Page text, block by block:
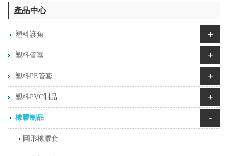
產品中心
塑料護角 +
塑料管塞 +
塑料PE管套 +
塑料PVC制品 +
橡膠制品 -
圓形橡膠套